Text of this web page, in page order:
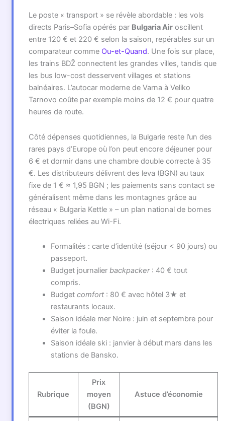
Le poste « transport » se révèle abordable : les vols
directs Paris–Sofia opérés par Bulgaria Airoscillent
entre 120 € et 220 € selon la saison, repérables sur un
comparateur comme Ou-et-Quand. Une fois sur place,
les trains BDŽ connectent les grandes villes, tandis que
les bus low-cost desservent villages et stations
balnéaires. L’autocar moderne de Varna à Veliko
Tarnovo coûte par exemple moins de 12 € pour quatre
heures de route.
Côté dépenses quotidiennes, la Bulgarie reste l’un des
rares pays d’Europe où l’on peut encore déjeuner pour
6 € et dormir dans une chambre double correcte à 35
€. Les distributeurs délivrent des leva (BGN) au taux
fixe de 1 € ≈ 1,95 BGN ; les paiements sans contact se
généralisent même dans les montagnes grâce au
réseau « Bulgaria Kettle » – un plan national de bornes
électriques reliées au Wi-Fi.
Formalités : carte d’identité (séjour < 90 jours) ou
passeport.
Budget journalier backpacker: 40 € tout
compris.
Budget comfort: 80 € avec hôtel 3★ et
restaurants locaux.
Saison idéale mer Noire : juin et septembre pour
éviter la foule.
Saison idéale ski : janvier à début mars dans les
stations de Bansko.
Rubrique
Prix
moyen
(BGN)
Astuce d’économie